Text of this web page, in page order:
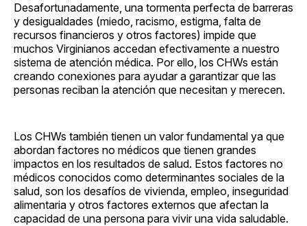
Desafortunadamente, una tormenta perfecta de barreras
y desigualdades (miedo, racismo, estigma, falta de
recursos financieros y otros factores) impide que
muchos Virginianos accedan efectivamente a nuestro
sistema de atención médica. Por ello, los CHWs están
creando conexiones para ayudar a garantizar que las
personas reciban la atención que necesitan y merecen.
Los CHWs también tienen un valor fundamental ya que
abordan factores no médicos que tienen grandes
impactos en los resultados de salud. Estos factores no
médicos conocidos como determinantes sociales de la
salud, son los desafíos de vivienda, empleo, inseguridad
alimentaria y otros factores externos que afectan la
capacidad de una persona para vivir una vida saludable.